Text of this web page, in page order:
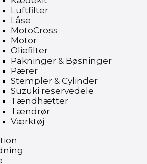
Luftfilter
Låse
MotoCross
Motor
Oliefilter
Pakninger & Bøsninger
Pærer
Stempler & Cylinder
Suzuki reservedele
Tændhætter
Tændrør
Værktøj